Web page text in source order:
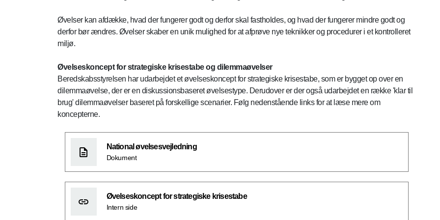
Øvelser kan afdække, hvad der fungerer godt og derfor skal fastholdes, og hvad der fungerer mindre godt og
derfor bør ændres. Øvelser skaber en unik mulighed for at afprøve nye teknikker og procedurer i et kontrolleret
miljø.
Øvelseskoncept for strategiske krisestabe og dilemmaøvelser
Beredskabsstyrelsen har udarbejdet et øvelseskoncept for strategiske krisestabe, som er bygget op over en
dilemmaøvelse, der er en diskussionsbaseret øvelsestype. Derudover er der også udarbejdet en række 'klar til
brug' dilemmaøvelser baseret på forskellige scenarier. Følg nedenstående links for at læse mere om
koncepterne.
National øvelsesvejledning
Dokument
Øvelseskoncept for strategiske krisestabe
Intern side